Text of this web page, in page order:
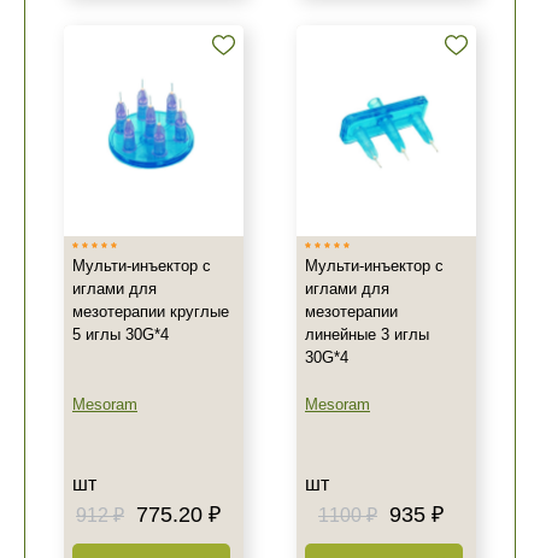
Мульти-инъектор с
иглами для
мезотерапии круглые
5 иглы 30G*4
Mesoram
шт
912 ₽
775.20 ₽
Мульти-инъектор с
иглами для
мезотерапии
линейные 3 иглы
30G*4
Mesoram
шт
1100 ₽ 935 ₽